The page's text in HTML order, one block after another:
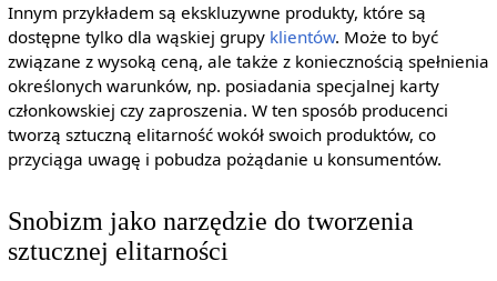
Innym przykładem są ekskluzywne produkty, które są
dostępne tylko dla wąskiej grupy klientów. Może to być
związane z wysoką ceną, ale także z koniecznością spełnienia
określonych warunków, np. posiadania specjalnej karty
członkowskiej czy zaproszenia. W ten sposób producenci
tworzą sztuczną elitarność wokół swoich produktów, co
przyciąga uwagę i pobudza pożądanie u konsumentów.
Snobizm jako narzędzie do tworzenia
sztucznej elitarności